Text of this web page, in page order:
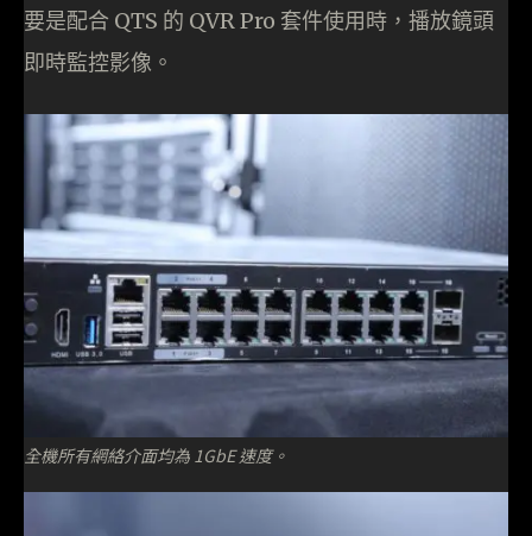
要是配合 QTS 的 QVR Pro 套件使用時，播放鏡頭
即時監控影像。
全機所有網絡介面均為 1GbE 速度。